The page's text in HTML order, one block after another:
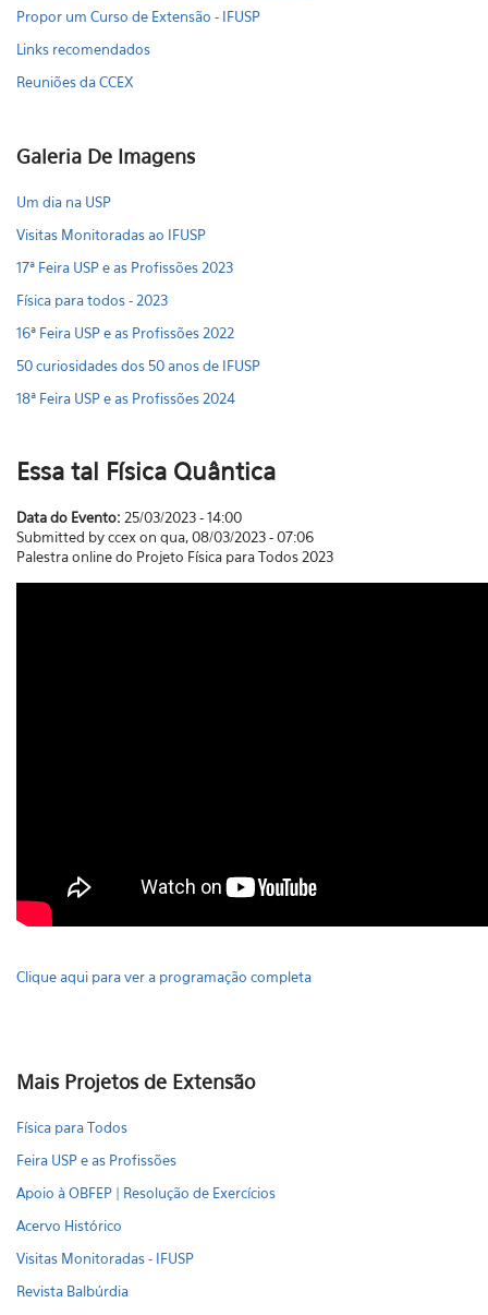
Propor um Curso de Extensão - IFUSP
Links recomendados
Reuniões da CCEX
Galeria De Imagens
Um dia na USP
Visitas Monitoradas ao IFUSP
17ª Feira USP e as Profissões 2023
Física para todos - 2023
16ª Feira USP e as Profissões 2022
50 curiosidades dos 50 anos de IFUSP
18ª Feira USP e as Profissões 2024
Essa tal Física Quântica
Data do Evento: 25/03/2023 - 14:00
Submitted by ccex on qua, 08/03/2023 - 07:06
Palestra online do Projeto Física para Todos 2023
Clique aqui para ver a programação completa
Mais Projetos de Extensão
Física para Todos
Feira USP e as Profissões
Apoio à OBFEP | Resolução de Exercícios
Acervo Histórico
Visitas Monitoradas - IFUSP
Revista Balbúrdia